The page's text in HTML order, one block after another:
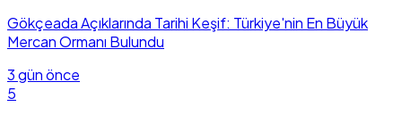
Gökçeada Açıklarında Tarihi Keşif: Türkiye'nin En Büyük
Mercan Ormanı Bulundu
3 gün önce
5